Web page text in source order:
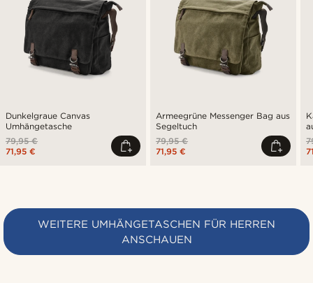
Dunkelgraue Canvas
Umhängetasche
79,95 €
71,95 €
Armeegrüne Messenger Bag aus
Segeltuch
79,95 €
71,95 €
WEITERE UMHÄNGETASCHEN FÜR HERREN
ANSCHAUEN